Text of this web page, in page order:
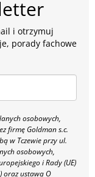
i otrzymuj
porady fachowe
osobowych,
firmę Goldman s.c.
w Tczewie przy ul.
osobowych,
i Rady (UE)
oraz ustawą O